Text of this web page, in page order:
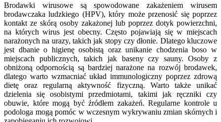
Brodawki wirusowe są spowodowane zakażeniem wirusem
brodawczaka ludzkiego (HPV), który może przenosić się poprzez
kontakt ze skórą osoby zakażonej lub poprzez dotyk powierzchni,
na których wirus jest obecny. Często pojawiają się w miejscach
narażonych na urazy, takich jak stopy czy dłonie. Dlatego kluczowe
jest dbanie o higienę osobistą oraz unikanie chodzenia boso w
miejscach publicznych, takich jak baseny czy sauny. Osoby z
obniżoną odpornością są bardziej narażone na rozwój brodawek,
dlatego warto wzmacniać układ immunologiczny poprzez zdrową
dietę oraz regularną aktywność fizyczną. Warto także unikać
dzielenia się osobistymi przedmiotami, takimi jak ręczniki czy
obuwie, które mogą być źródłem zakażeń. Regularne kontrole u
podologa mogą pomóc w wczesnym wykrywaniu zmian skórnych i